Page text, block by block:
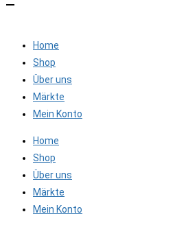
Home
Shop
Über uns
Märkte
Mein Konto
Home
Shop
Über uns
Märkte
Mein Konto